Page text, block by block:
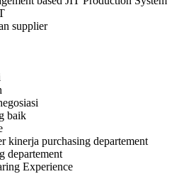
supplier
baik
kinerja purchasing departement
departement
Experience